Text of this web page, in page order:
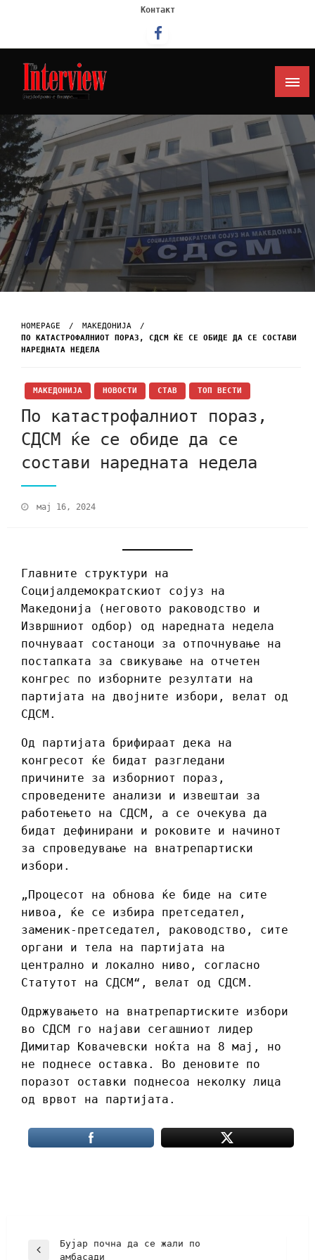
Контакт
Интервју
HOMEPAGE
МАКЕДОНИЈА
ПО КАТАСТРОФАЛНИОТ ПОРАЗ, СДСМ ЌЕ СЕ ОБИДЕ ДА СЕ СОСТАВИ
НАРЕДНАТА НЕДЕЛА
МАКЕДОНИЈА НОВОСТИ СТАВ ТОП ВЕСТИ
По катастрофалниот пораз,
СДСМ ќе се обиде да се
состави наредната недела
мај 16, 2024
Главните структури на
Социјалдемократскиот сојуз на
Македонија (неговото раководство и
Извршниот одбор) од наредната недела
почнуваат состаноци за отпочнување на
постапката за свикување на отчетен
конгрес по изборните резултати на
партијата на двојните избори, велат од
СДСМ.
Од партијата брифираат дека на
конгресот ќе бидат разгледани
причините за изборниот пораз,
спроведените анализи и извештаи за
работењето на СДСМ, а се очекува да
бидат дефинирани и роковите и начинот
за спроведување на внатрепартиски
избори.
„Процесот на обнова ќе биде на сите
нивоа, ќе се избира претседател,
заменик-претседател, раководство, сите
органи и тела на партијата на
централно и локално ниво, согласно
Статутот на СДСМ“, велат од СДСМ.
Одржувањето на внатрепартиските избори
во СДСМ го најави сегашниот лидер
Димитар Ковачевски ноќта на 8 мај, но
не поднесе оставка. Во деновите по
поразот оставки поднесоа неколку лица
од врвот на партијата.
Бујар почна да се жали по
амбасади